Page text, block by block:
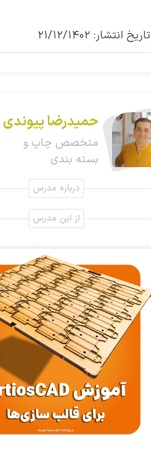
تاریخ انتشار: ۲۱/۱۲/۱۴۰۲
حمیدرضا پیوندی
متخصص چاپ و
بسته بندی
درباره مدرس
از این مدرس